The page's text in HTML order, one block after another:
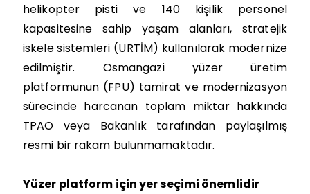
helikopter pisti ve 140 kişilik personel
kapasitesine sahip yaşam alanları, stratejik
iskele sistemleri (URTİM) kullanılarak modernize
edilmiştir. Osmangazi yüzer üretim
platformunun (FPU) tamirat ve modernizasyon
sürecinde harcanan toplam miktar hakkında
TPAO veya Bakanlık tarafından paylaşılmış
resmi bir rakam bulunmamaktadır.
Yüzer platform için yer seçimi önemlidir